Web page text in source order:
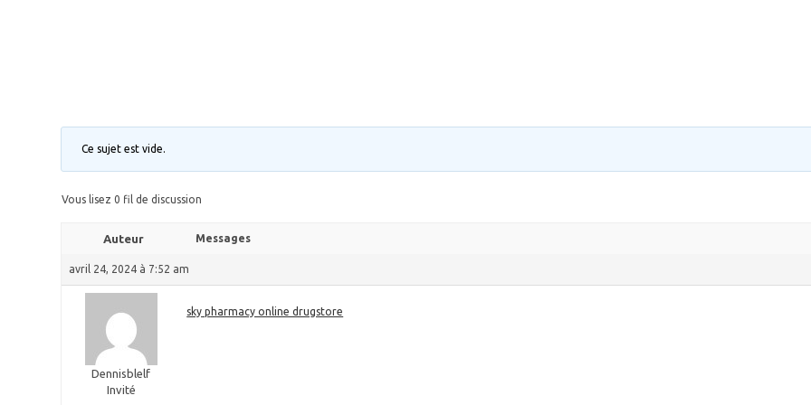
Ce sujet est vide.
Vous lisez 0 fil de discussion
Auteur Messages
avril 24, 2024 à 7:52 am
Dennisblelf
Invité
sky pharmacy online drugstore